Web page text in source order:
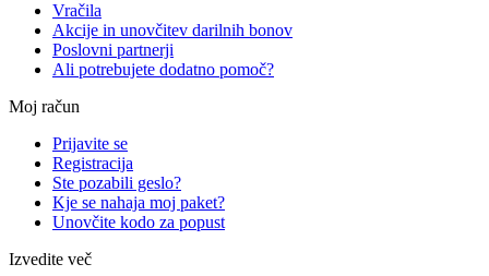
Vračila
Akcije in unovčitev darilnih bonov
Poslovni partnerji
Ali potrebujete dodatno pomoč?
Moj račun
Prijavite se
Registracija
Ste pozabili geslo?
Kje se nahaja moj paket?
Unovčite kodo za popust
Izvedite več